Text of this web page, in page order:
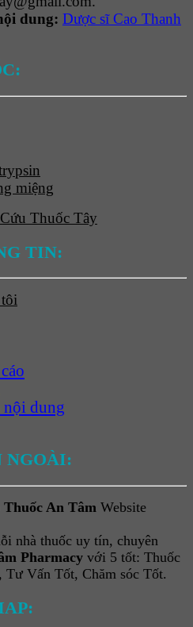
dung: Dược sĩ Cao Thanh
miệng
Thuốc Tây
TIN:
nội dung
NGOÀI:
Thuốc An Tâm Website
nhà thuốc uy tín, chuyên
Pharmacy với 5 tốt: Thuốc
Vấn Tốt, Chăm sóc Tốt.